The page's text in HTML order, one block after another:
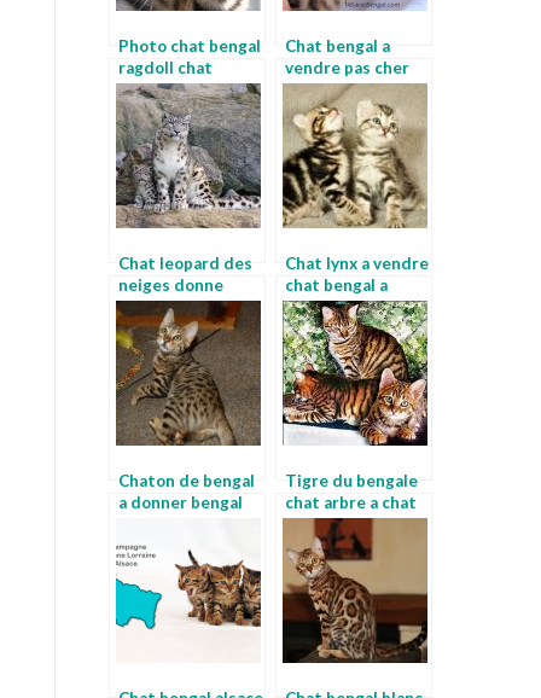
Photo chat bengal
ragdoll chat
Chat bengal a
vendre pas cher
bengal noir
Chat leopard des
neiges donne
chaton bengal
Chat lynx a vendre
chat bengal a
donner
gratuitement
Chaton de bengal
a donner bengal
Tigre du bengale
chat arbre a chat
leopard